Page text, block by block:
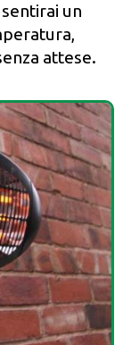
un
attese.